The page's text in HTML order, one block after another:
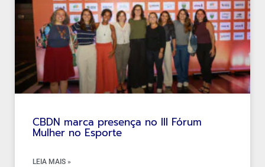
CBDN marca presença no III Fórum
Mulher no Esporte
LEIA MAIS »